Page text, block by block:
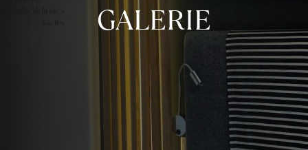
GALERIE